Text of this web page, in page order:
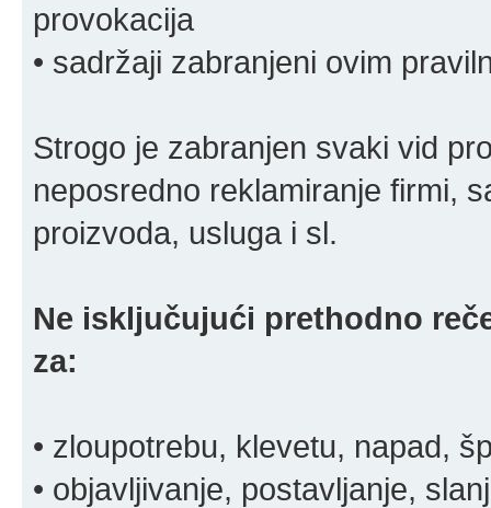
provokacija
• sadržaji zabranjeni ovim
Strogo je zabranjen svaki vid
neposredno reklamiranje firmi,
proizvoda, usluga i sl.
Ne isključujući prethodno
za:
• zloupotrebu, klevetu, napad,
• objavljivanje, postavljanje,